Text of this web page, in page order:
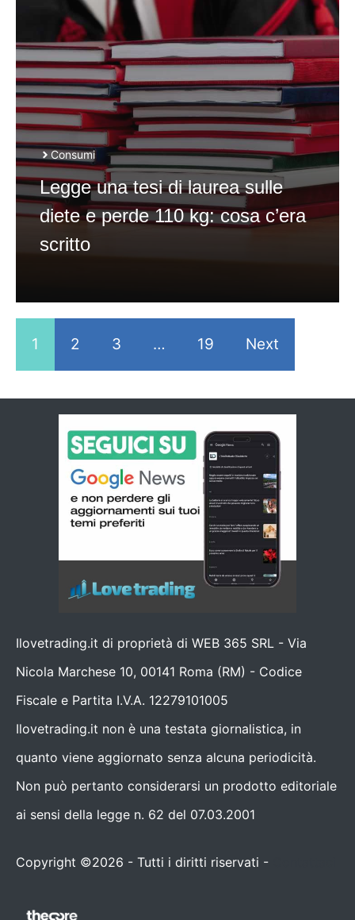
Consumi
Legge una tesi di laurea sulle
diete e perde 110 kg: cosa c’era
scritto
1 2 3 … 19 Next
Ilovetrading.it di proprietà di WEB 365 SRL - Via
Nicola Marchese 10, 00141 Roma (RM) - Codice
Fiscale e Partita I.V.A. 12279101005
Ilovetrading.it non è una testata giornalistica, in
quanto viene aggiornato senza alcuna periodicità.
Non può pertanto considerarsi un prodotto editoriale
ai sensi della legge n. 62 del 07.03.2001
Copyright ©2026 - Tutti i diritti riservati -